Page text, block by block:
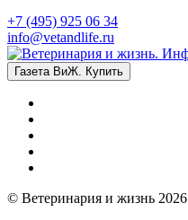
+7 (495) 925 06 34
info@vetandlife.ru
Газета ВиЖ. Купить
© Ветеринария и жизнь 2026